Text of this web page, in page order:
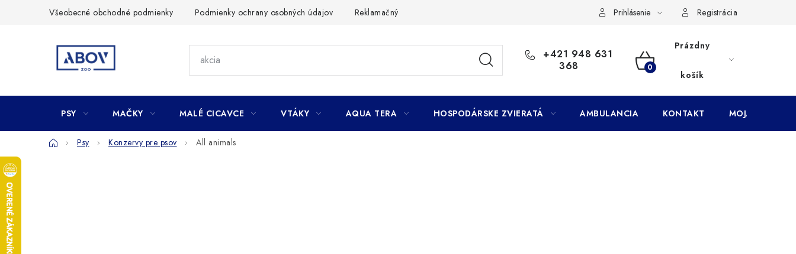
Všeobecné obchodné podmienky Podmienky ochrany osobných údajov Reklamačný poriadok Subory Cookies Vernostný program AbovZoo
Prihlásenie Registrácia
+421 948 631
368
NÁKUPNÝ
Prázdny
košík
PSY MAČKY MALÉ CICAVCE VTÁKY AQUA TERA HOSPODÁRSKE ZVIERATÁ AMBULANCIA KONTAKT MOJA
DomovPsy Konzervy pre psov All animals